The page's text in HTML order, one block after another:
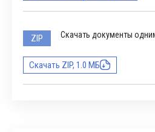
ZIP Скачать документы
Скачать ZIP, 1.0 МБ